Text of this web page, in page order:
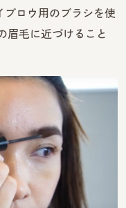
ブロウ用のブラシを使
眉毛に近づけること